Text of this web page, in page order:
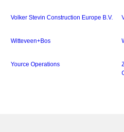
Volker Stevin Construction Europe B.V.
Witteveen+Bos
Yource Operations